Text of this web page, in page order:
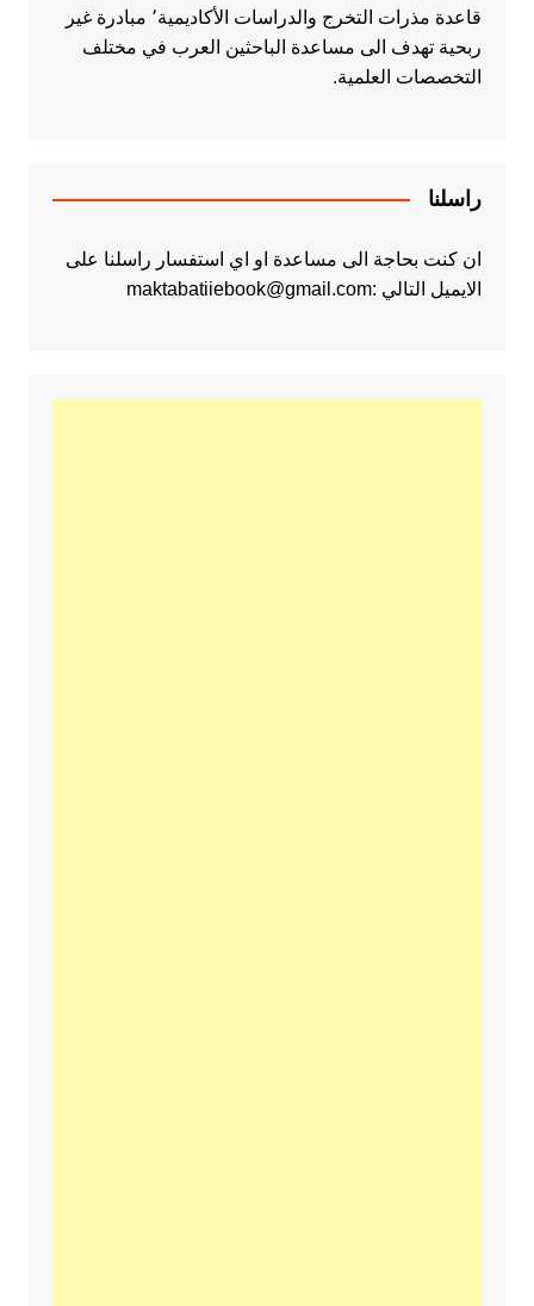
قاعدة مذرات التخرج والدراسات الأكاديمية٬ مبادرة غير
ربحية تهدف الى مساعدة الباحثين العرب في مختلف
التخصصات العلمية.
راسلنا
ان كنت بحاجة الى مساعدة او اي استفسار راسلنا على
الايميل التالي :maktabatiiebook@gmail.com